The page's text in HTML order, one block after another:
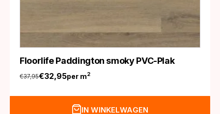
Floorlife Paddington smoky PVC-Plak
€37,95
Oorspronkelijke
prijs
€32,95
Huidige
prijs
per m2
IN WINKELWAGEN